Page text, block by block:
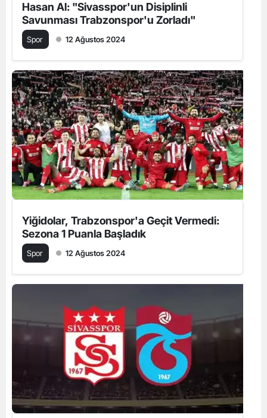
Hasan Al: "Sivasspor'un Disiplinli
Savunması Trabzonspor'u Zorladı"
Spor 12 Ağustos 2024
Yiğidolar, Trabzonspor'a Geçit Vermedi:
Sezona 1 Puanla Başladık
Spor 12 Ağustos 2024